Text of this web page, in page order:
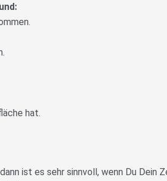
hat.
ist es sehr sinnvoll, wenn Du Dein